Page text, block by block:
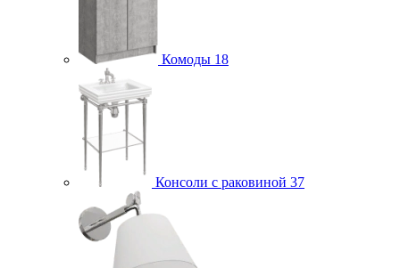
Комоды 18
Консоли с раковиной 37